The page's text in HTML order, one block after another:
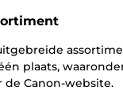
plaats,
de Canon-website.